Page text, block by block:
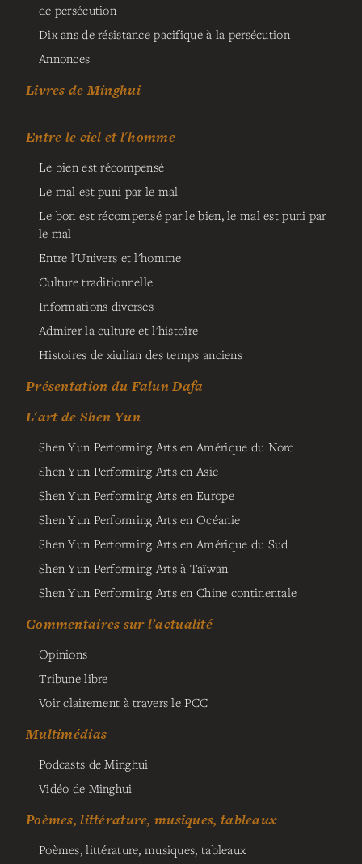
de persécution
Dix ans de résistance pacifique à la persécution
Annonces
Livres de Minghui
Entre le ciel et l'homme
Le bien est récompensé
Le mal est puni par le mal
Le bon est récompensé par le bien, le mal est puni par
le mal
Entre l'Univers et l'homme
Culture traditionnelle
Informations diverses
Admirer la culture et l'histoire
Histoires de xiulian des temps anciens
Présentation du Falun Dafa
L'art de Shen Yun
Shen Yun Performing Arts en Amérique du Nord
Shen Yun Performing Arts en Asie
Shen Yun Performing Arts en Europe
Shen Yun Performing Arts en Océanie
Shen Yun Performing Arts en Amérique du Sud
Shen Yun Performing Arts à Taïwan
Shen Yun Performing Arts en Chine continentale
Commentaires sur l’actualité
Opinions
Tribune libre
Voir clairement à travers le PCC
Multimédias
Podcasts de Minghui
Vidéo de Minghui
Poèmes, littérature, musiques, tableaux
Poèmes, littérature, musiques, tableaux